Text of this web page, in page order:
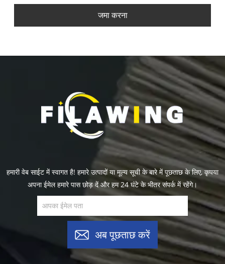
जमा करना
हमारी वेब साईट में स्वागत है! हमारे उत्पादों या मूल्य सूची के बारे में पूछताछ के लिए, कृपया
अपना ईमेल हमारे पास छोड़ दें और हम 24 घंटे के भीतर संपर्क में रहेंगे।
अब पूछताछ करें